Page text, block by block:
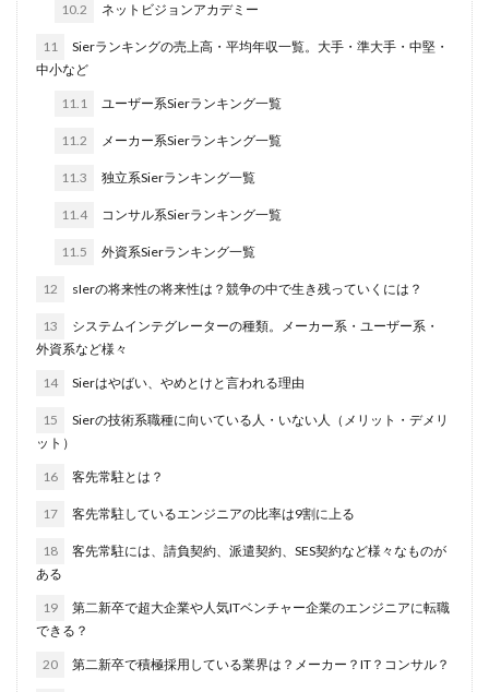
10.2 ネットビジョンアカデミー
11
Sierランキングの売上高・平均年収一覧。大手・準大手・中堅・
中小など
11.1 ユーザー系Sierランキング一覧
11.2 メーカー系Sierランキング一覧
11.3 独立系Sierランキング一覧
11.4 コンサル系Sierランキング一覧
11.5 外資系Sierランキング一覧
12 sIerの将来性の将来性は？競争の中で生き残っていくには？
13
システムインテグレーターの種類。メーカー系・ユーザー系・
外資系など様々
14 Sierはやばい、やめとけと言われる理由
15
Sierの技術系職種に向いている人・いない人（メリット・デメリ
ット）
16 客先常駐とは？
17 客先常駐しているエンジニアの比率は9割に上る
18
客先常駐には、請負契約、派遣契約、SES契約など様々なものが
ある
19
第二新卒で超大企業や人気ITベンチャー企業のエンジニアに転職
できる？
20 第二新卒で積極採用している業界は？メーカー？IT？コンサル？